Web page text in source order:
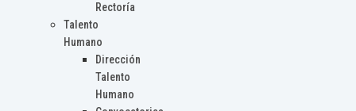
Rectoría
Talento
Humano
Dirección
Talento
Humano